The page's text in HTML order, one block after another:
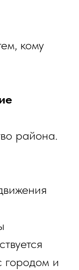
кому
района.
городом и